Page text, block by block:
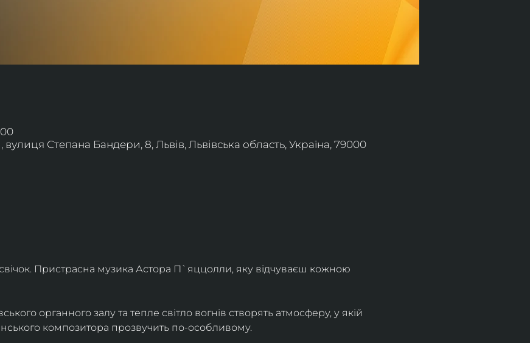
Степана Бандери, 8, Львів, Львівська область, Україна, 79000
свічок. Пристрасна музика Астора П`яццолли, яку відчуваєш кожною
органного залу та тепле світло вогнів створять атмосферу, у якій
композитора прозвучить по-особливому.